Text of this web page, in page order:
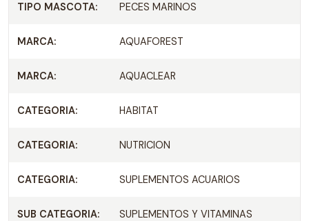
TIPO MASCOTA: PECES MARINOS
MARCA: AQUAFOREST
MARCA: AQUACLEAR
CATEGORIA: HABITAT
CATEGORIA: NUTRICION
CATEGORIA: SUPLEMENTOS ACUARIOS
SUB CATEGORIA: SUPLEMENTOS Y VITAMINAS